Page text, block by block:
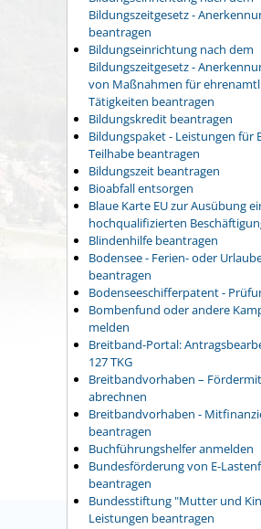
Bildungszeitgesetz -
beantragen
Bildungseinrichtung nach dem
Bildungszeitgesetz -
von Maßnahmen für
Tätigkeiten beantragen
Bildungskredit beantragen
Bildungspaket - Leistungen für
Teilhabe beantragen
Bildungszeit beantragen
Bioabfall entsorgen
Blaue Karte EU zur Ausübung
hochqualifizierten
Blindenhilfe beantragen
Bodensee - Ferien- oder
beantragen
Bodenseeschifferpatent -
Bombenfund oder andere
melden
Breitband-Portal:
127 TKG
Breitbandvorhaben –
abrechnen
Breitbandvorhaben -
beantragen
Buchführungshelfer anmelden
Bundesförderung von E-
beantragen
Bundesstiftung "Mutter und
Leistungen beantragen